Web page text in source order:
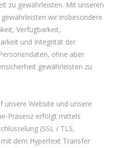
zu gewährleisten. Mit unseren
wir insbesondere
Verfügbarkeit,
und Integrität der
ohne aber
gewährleisten zu
unsere Website und unsere
Präsenz erfolgt mittels
(SSL / TLS,
dem Hypertext Transfer